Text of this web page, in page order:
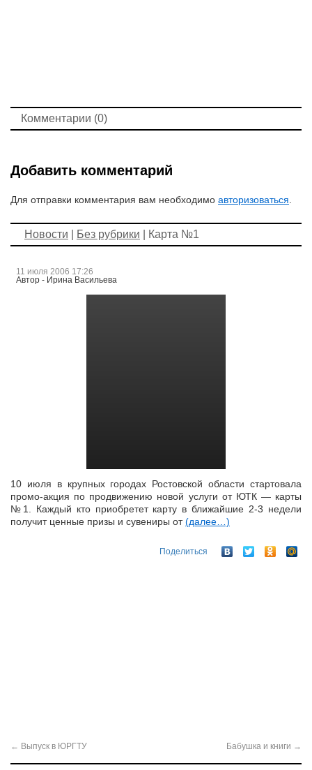
Комментарии (0)
Добавить комментарий
Для отправки комментария вам необходимо авторизоваться.
Новости Без рубрики | Карта №1
11 июля 2006 17:26
Автор - Ирина Васильева
10 июля в крупных городах Ростовской области стартовала
промо-акция по продвижению новой услуги от ЮТК — карты
№1. Каждый кто приобретет карту в ближайшие 2-3 недели
получит ценные призы и сувениры от(далее…)
Поделиться
← Выпуск в ЮРГТУ Бабушка и книги →